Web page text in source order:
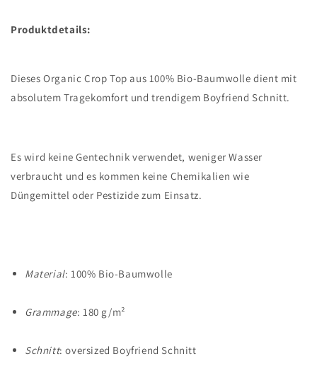
Produktdetails:
Dieses Organic Crop Top aus 100% Bio-Baumwolle dient mit
absolutem Tragekomfort und trendigem Boyfriend Schnitt.
Es wird keine Gentechnik verwendet, weniger Wasser
verbraucht und es kommen keine Chemikalien wie
Düngemittel oder Pestizide zum Einsatz.
Material: 100% Bio-Baumwolle
Grammage: 180 g/m²
Schnitt: oversized Boyfriend Schnitt